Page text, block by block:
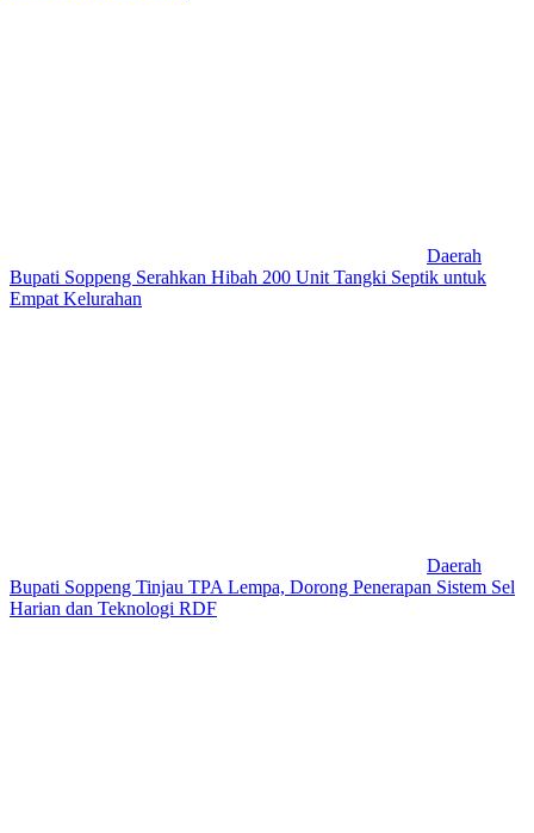
Daerah
Bupati Soppeng Serahkan Hibah 200 Unit Tangki Septik untuk
Empat Kelurahan
Daerah
Bupati Soppeng Tinjau TPA Lempa, Dorong Penerapan Sistem Sel
Harian dan Teknologi RDF